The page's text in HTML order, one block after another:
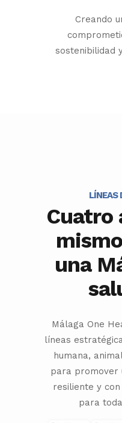
Creando
sostenibilidad
LÍNEAS
Cuatro
una
Málaga One
líneas
humana,
para promover
resiliente y
para